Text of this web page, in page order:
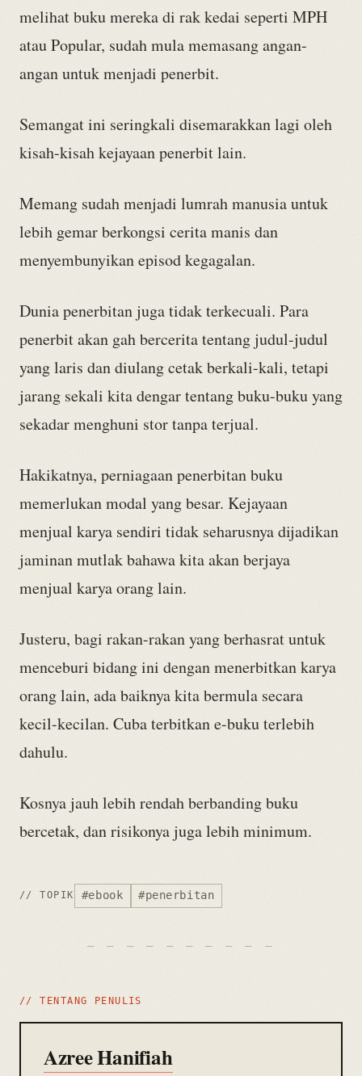
melihat buku mereka di rak kedai seperti MPH
atau Popular, sudah mula memasang angan-
angan untuk menjadi penerbit.
Semangat ini seringkali disemarakkan lagi oleh
kisah-kisah kejayaan penerbit lain.
Memang sudah menjadi lumrah manusia untuk
lebih gemar berkongsi cerita manis dan
menyembunyikan episod kegagalan.
Dunia penerbitan juga tidak terkecuali. Para
penerbit akan gah bercerita tentang judul-judul
yang laris dan diulang cetak berkali-kali, tetapi
jarang sekali kita dengar tentang buku-buku yang
sekadar menghuni stor tanpa terjual.
Hakikatnya, perniagaan penerbitan buku
memerlukan modal yang besar. Kejayaan
menjual karya sendiri tidak seharusnya dijadikan
jaminan mutlak bahawa kita akan berjaya
menjual karya orang lain.
Justeru, bagi rakan-rakan yang berhasrat untuk
menceburi bidang ini dengan menerbitkan karya
orang lain, ada baiknya kita bermula secara
kecil-kecilan. Cuba terbitkan e-buku terlebih
dahulu.
Kosnya jauh lebih rendah berbanding buku
bercetak, dan risikonya juga lebih minimum.
// TOPIK #ebook #penerbitan
// TENTANG PENULIS
Azree Hanifiah